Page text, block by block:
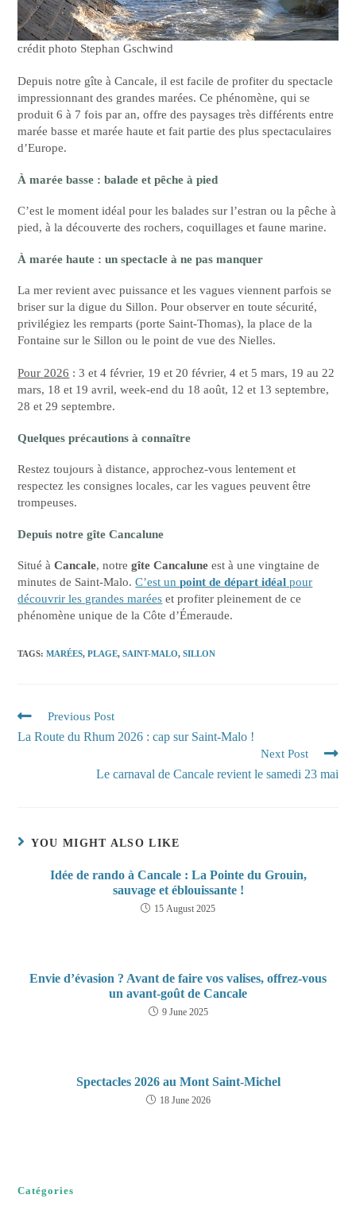
crédit photo Stephan Gschwind
Depuis notre gîte à Cancale, il est facile de profiter du spectacle
impressionnant des grandes marées. Ce phénomène, qui se
produit 6 à 7 fois par an, offre des paysages très différents entre
marée basse et marée haute et fait partie des plus spectaculaires
d’Europe.
À marée basse : balade et pêche à pied
C’est le moment idéal pour les balades sur l’estran ou la pêche à
pied, à la découverte des rochers, coquillages et faune marine.
À marée haute : un spectacle à ne pas manquer
La mer revient avec puissance et les vagues viennent parfois se
briser sur la digue du Sillon. Pour observer en toute sécurité,
privilégiez les remparts (porte Saint-Thomas), la place de la
Fontaine sur le Sillon ou le point de vue des Nielles.
Pour 2026 : 3 et 4 février, 19 et 20 février, 4 et 5 mars, 19 au 22
mars, 18 et 19 avril, week-end du 18 août, 12 et 13 septembre,
28 et 29 septembre.
Quelques précautions à connaître
Restez toujours à distance, approchez-vous lentement et
respectez les consignes locales, car les vagues peuvent être
trompeuses.
Depuis notre gîte Cancalune
Situé àCancale, notregîte Cancalune est à une vingtaine de
minutes de Saint-Malo.C’est unpoint de départ idéal pour
découvrir les grandes marées et profiter pleinement de ce
phénomène unique de la Côte d’Émeraude.
TAGS:MARÉES, PLAGE, SAINT-MALO, SILLON
Previous Post
La Route du Rhum 2026 : cap sur Saint-Malo !
Next Post
Le carnaval de Cancale revient le samedi 23 mai
YOU MIGHT ALSO LIKE
Idée de rando à Cancale : La Pointe du Grouin,
sauvage et éblouissante !
15 August 2025
Envie d’évasion ? Avant de faire vos valises, offrez-vous
un avant-goût de Cancale
9 June 2025
Spectacles 2026 au Mont Saint-Michel
18 June 2026
Catégories